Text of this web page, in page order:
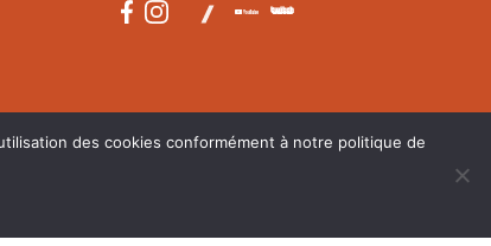
réservés.
des cookies conformément à notre politique de